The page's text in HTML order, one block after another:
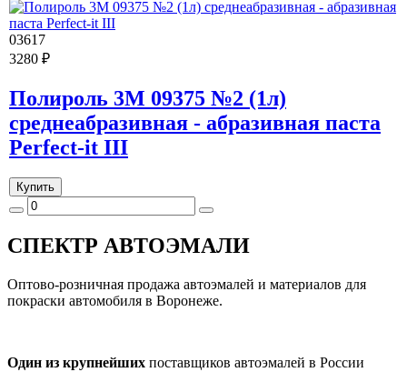
03617
3280 ₽
Полироль 3M 09375 №2 (1л)
среднеабразивная - абразивная паста
Perfect-it III
Купить
СПЕКТР АВТОЭМАЛИ
Оптово-розничная продажа автоэмалей и материалов для
покраски автомобиля в Воронеже.
Один из крупнейших поставщиков автоэмалей в России